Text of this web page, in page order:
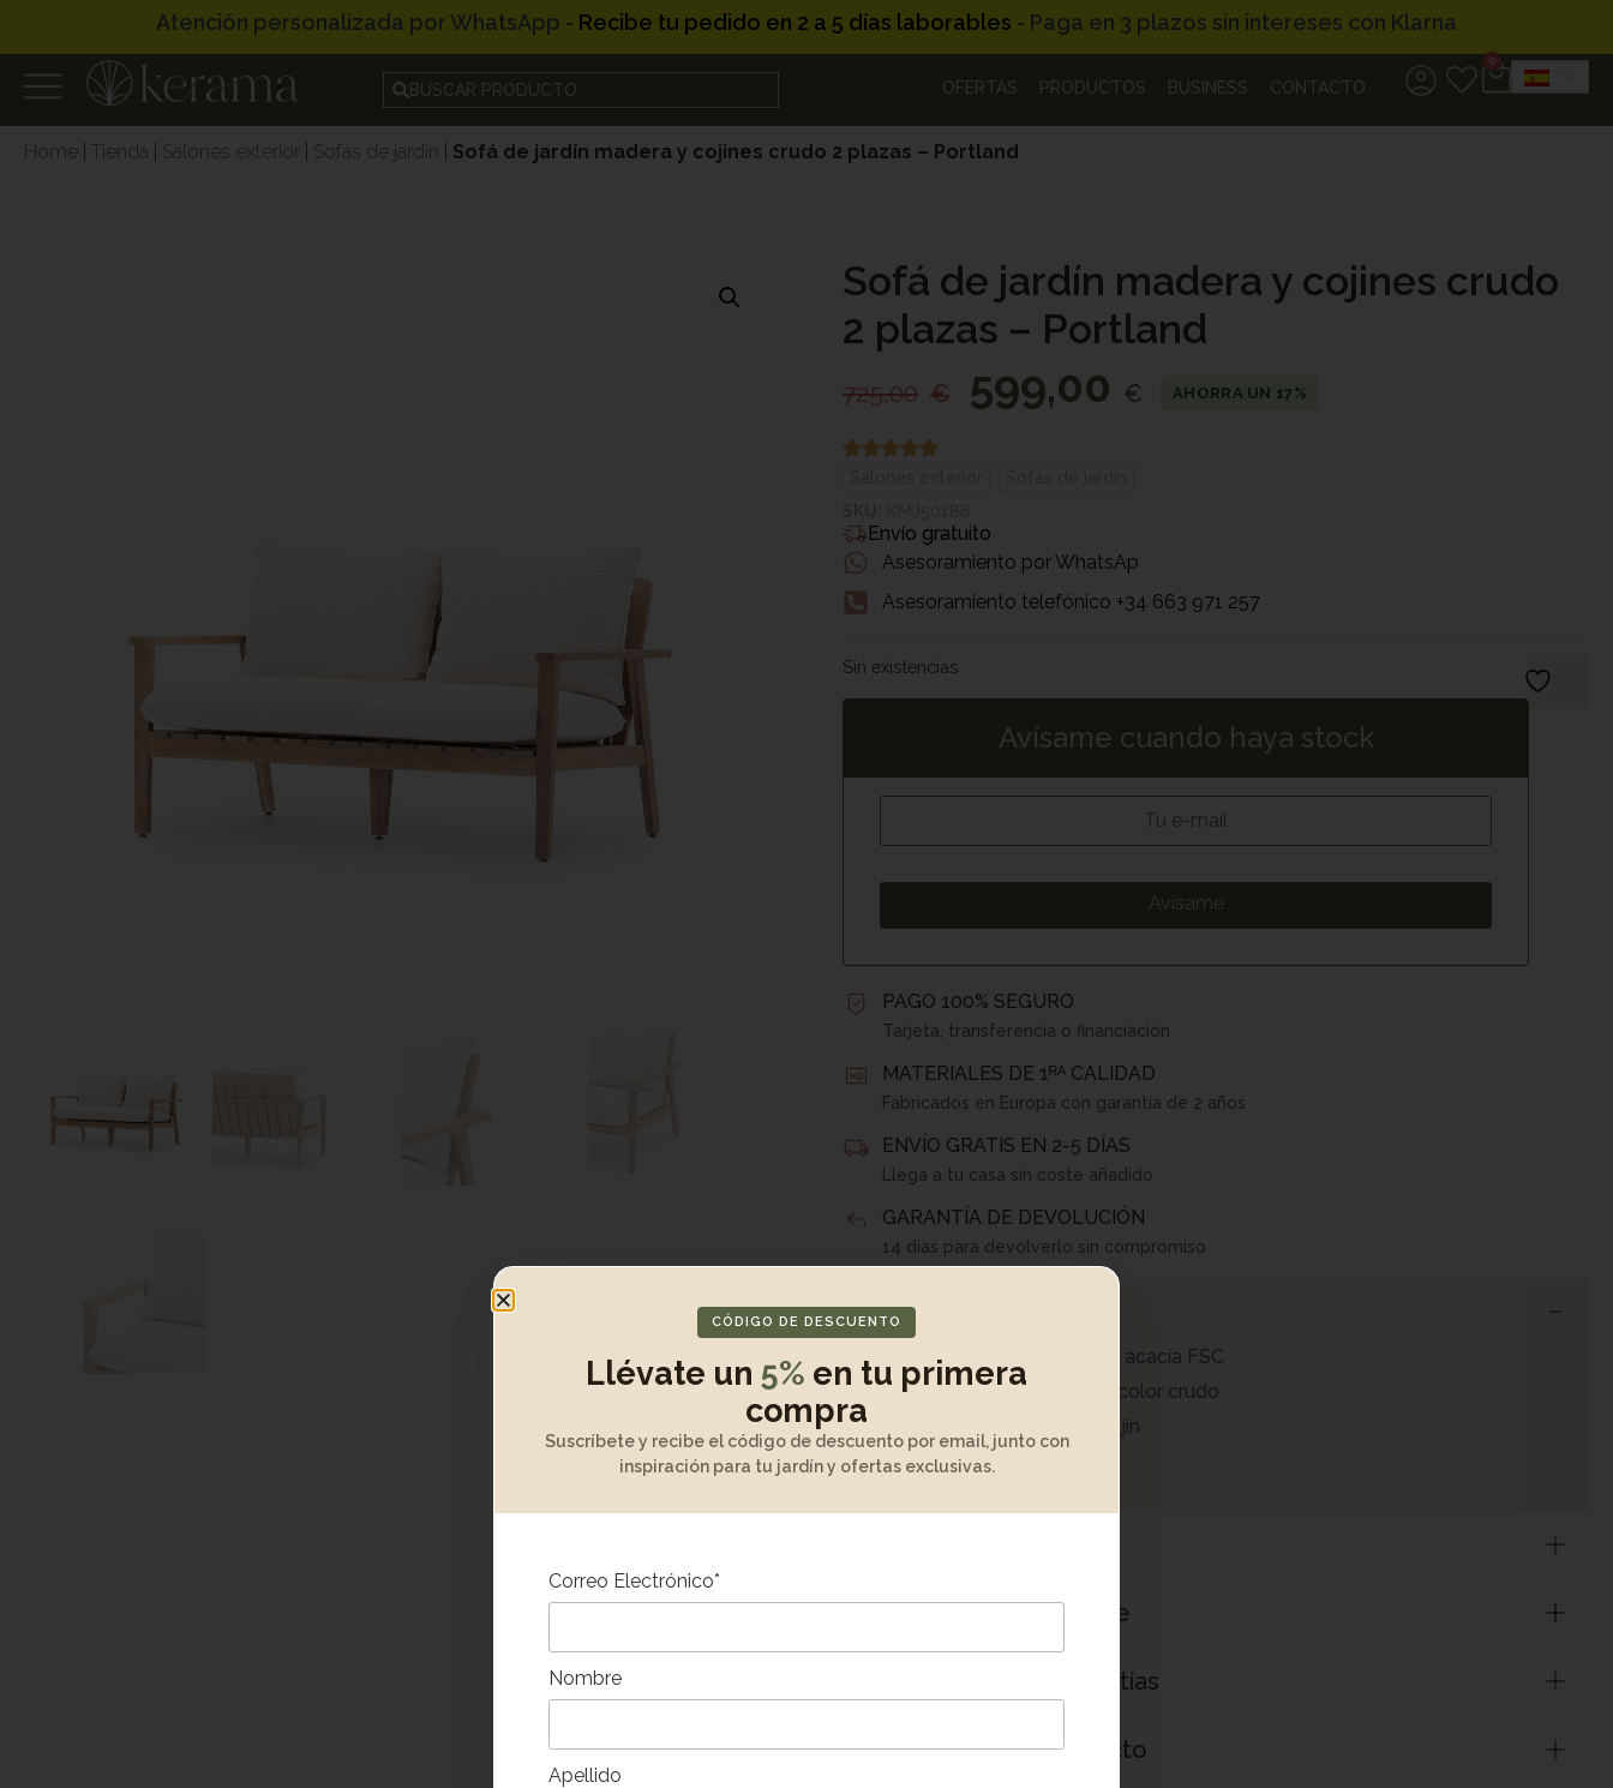
Atención personalizada por WhatsApp - Recibe tu pedido en 2 a 5 días laborables - Paga en 3 plazos sin intereses con Klarna
BUSCAR PRODUCTO OFERTAS PRODUCTOS BUSINESS CONTACTO
0
Home Tienda Salones exterior Sofás de jardín Sofá de jardín madera y cojines crudo 2 plazas – Portland
Sofá de jardín madera y cojines crudo
2 plazas – Portland
725,00 € 599,00 € AHORRA UN 17%
Envío gratuito
Asesoramiento por WhatsAp
Asesoramiento telefónico +34 663 971 257
Sin existencias
Avísame cuando haya stock
PAGO 100% SEGURO
Tarjeta, transferencia o financiación
MATERIALES DE 1ᴿᴬ CALIDAD
Fabricados en Europa con garantía de 2 años
ENVÍO GRATIS EN 2-5 DÍAS
Llega a tu casa sin coste añadido
GARANTÍA DE DEVOLUCIÓN
14 días para devolverlo sin compromiso
Información adicional
Sofá 2 plazas madera de acacia FSC
Cojines desenfundables color crudo
Con velcro para fijar el cojín
Medidas: 141x77x78cm
Desembalaje y montaje
Mantenimiento y garantías
Descripción del producto
CÓDIGO DE DESCUENTO
Llévate un 5% en tu primera
compra
Suscríbete y recibe el código de descuento por email, junto con
inspiración para tu jardín y ofertas exclusivas.
Correo Electrónico*
Nombre
Apellido